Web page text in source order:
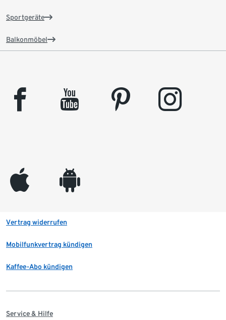
Sportgeräte
Balkonmöbel
facebook youtube pinterest instagram
appleinc android
Vertrag widerrufen
Mobilfunkvertrag kündigen
Kaffee-Abo kündigen
Service & Hilfe